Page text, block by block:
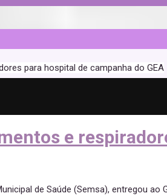
para hospital de campanha do GEA
e
de Saúde (Semsa), entregou